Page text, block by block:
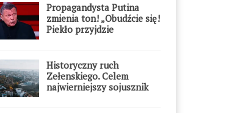
Propagandysta Putina
zmienia ton! „Obudźcie się!
Piekło przyjdzie
Historyczny ruch
Zełenskiego. Celem
najwierniejszy sojusznik